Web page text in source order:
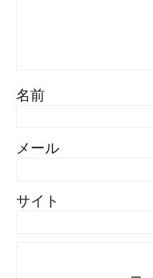
名前
メール
サイト